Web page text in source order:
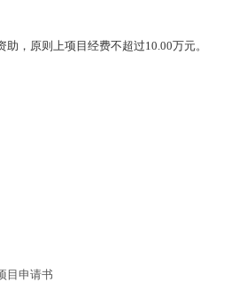
，原则上项目经费不超过10.00万元。
目申请书